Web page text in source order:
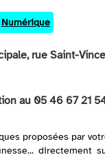
Catégorie
Numérique
rue Saint-
au 05 46 67 21
proposées par
directement